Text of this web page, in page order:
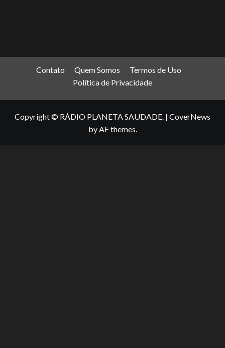
Contato Quem Somos
Termos de Uso
Política de Privacidade
Copyright © RÁDIO PLANETA SAUDADE. | CoverNews
by AF themes.